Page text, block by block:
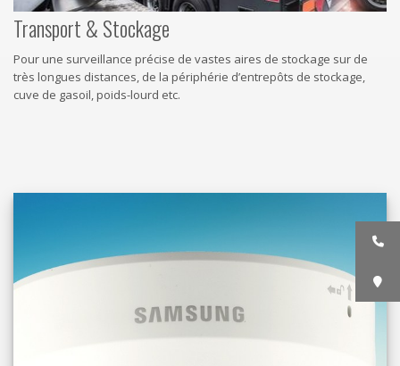
Transport & Stockage
Pour une surveillance précise de vastes aires de stockage sur de
très longues distances, de la périphérie d’entrepôts de stockage,
cuve de gasoil, poids-lourd etc.